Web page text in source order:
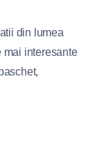
din lumea
mai interesante